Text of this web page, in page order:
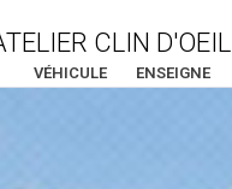
CLIN D'OEIL
VÉHICULE ENSEIGNE